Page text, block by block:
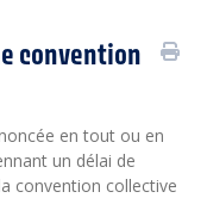
convention
en tout ou en
un délai de
convention collective